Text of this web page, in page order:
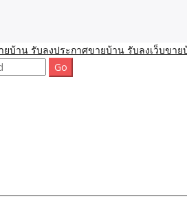
รับจ้างโพสขา
ที่ดิน SEOขายบ้
ขายบ้าน รับโพสบ้าน รับลงประกาศขายบ้